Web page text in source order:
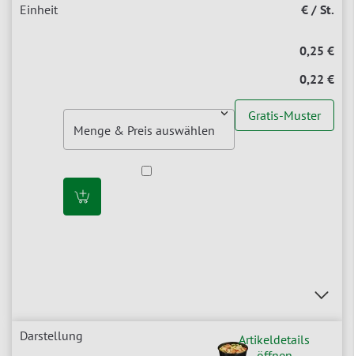
€ / St.
0,25 €
0,22 €
Gratis-Muster
Artikeldetails